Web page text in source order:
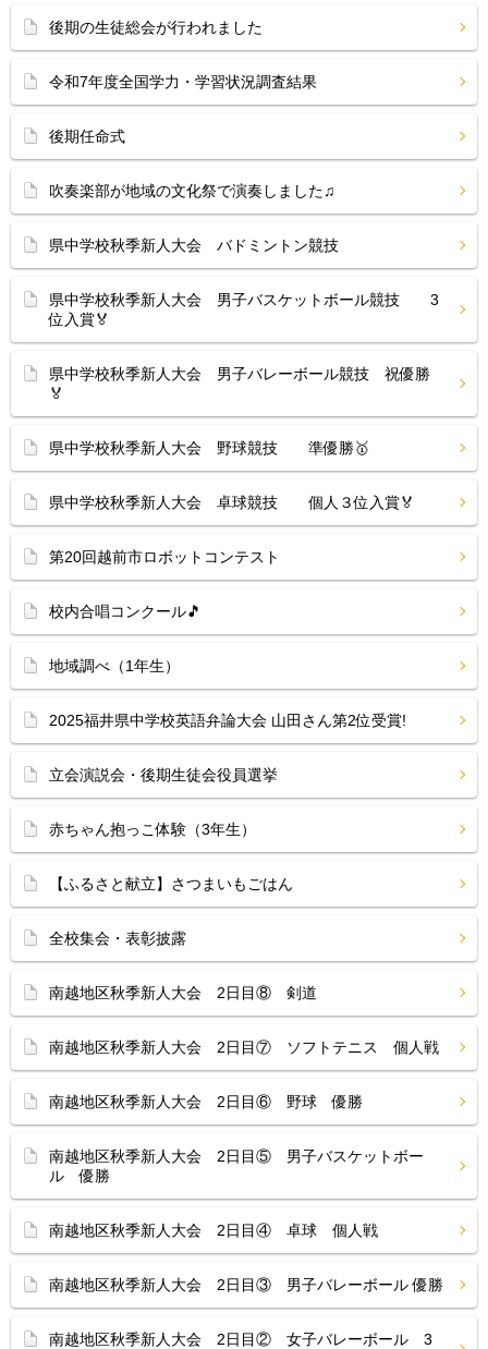
後期の生徒総会が行われました
令和7年度全国学力・学習状況調査結果
後期任命式
吹奏楽部が地域の文化祭で演奏しました♫
県中学校秋季新人大会 バドミントン競技
県中学校秋季新人大会 男子バスケットボール競技 3
位入賞🏅
県中学校秋季新人大会 男子バレーボール競技 祝優勝
🏅
県中学校秋季新人大会 野球競技 準優勝🥇
県中学校秋季新人大会 卓球競技 個人３位入賞🏅
第20回越前市ロボットコンテスト
校内合唱コンクール🎵
地域調べ（1年生）
2025福井県中学校英語弁論大会 山田さん第2位受賞!
立会演説会・後期生徒会役員選挙
赤ちゃん抱っこ体験（3年生）
【ふるさと献立】さつまいもごはん
全校集会・表彰披露
南越地区秋季新人大会 2日目⑧ 剣道
南越地区秋季新人大会 2日目⑦ ソフトテニス 個人戦
南越地区秋季新人大会 2日目⑥ 野球 優勝
南越地区秋季新人大会 2日目⑤ 男子バスケットボー
ル 優勝
南越地区秋季新人大会 2日目④ 卓球 個人戦
南越地区秋季新人大会 2日目③ 男子バレーボール 優勝
南越地区秋季新人大会 2日目② 女子バレーボール 3